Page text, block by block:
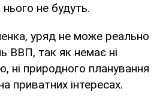
не будуть.
уряд не може реально
ВВП, так як немає ні
ні природного планування
приватних інтересах.